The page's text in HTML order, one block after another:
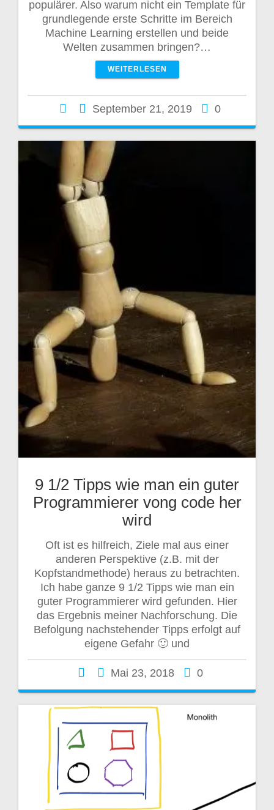
populärer. Also warum nicht ein Template für
grundlegende erste Schritte im Bereich
Machine Learning erstellen und beide
Welten zusammen bringen?…
WEITERLESEN
September 21, 2019 0
9 1/2 Tipps wie man ein guter
Programmierer vong code her
wird
Oft ist es hilfreich, Ziele mal aus einer
anderen Perspektive (z.B. mit der
Kopfstandmethode) heraus zu betrachten.
Ich habe ganze 9 1/2 Tipps wie man ein
guter Programmierer wird gefunden. Hier
das Ergebnis meiner Nachforschung. Die
Befolgung nachstehender Tipps erfolgt auf
eigene Gefahr 🙂 und
Mai 23, 2018 0